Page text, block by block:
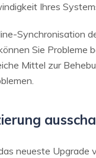
Ihres
Synchronisation
Sie Probleme
Mittel zur
neueste Upgrade